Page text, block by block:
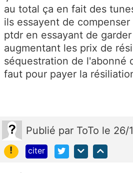
au total ça en fait des
ils essayent de
ptdr en essayant de
augmentant les prix de
séquestration de l'abonné
faut pour payer la
Publié par ToTo le 26/
!
citer